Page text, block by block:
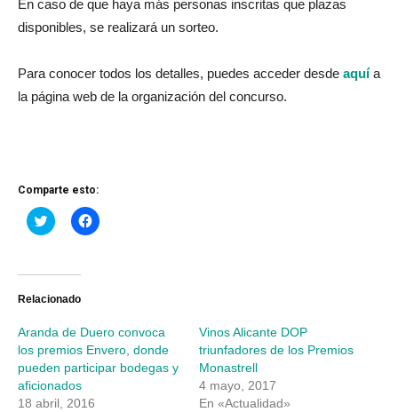
En caso de que haya más personas inscritas que plazas
disponibles, se realizará un sorteo.
Para conocer todos los detalles, puedes acceder desde aquía
la página web de la organización del concurso.
Comparte esto:
Haz
clic
Twitter
abre
ventana
nueva)
Haz
clic
ventana
nueva)
Relacionado
Aranda de Duero convoca
los premios Envero, donde
pueden participar bodegas y
aficionados
18 abril, 2016
Vinos Alicante DOP
triunfadores de los Premios
Monastrell
4 mayo, 2017
En «Actualidad»